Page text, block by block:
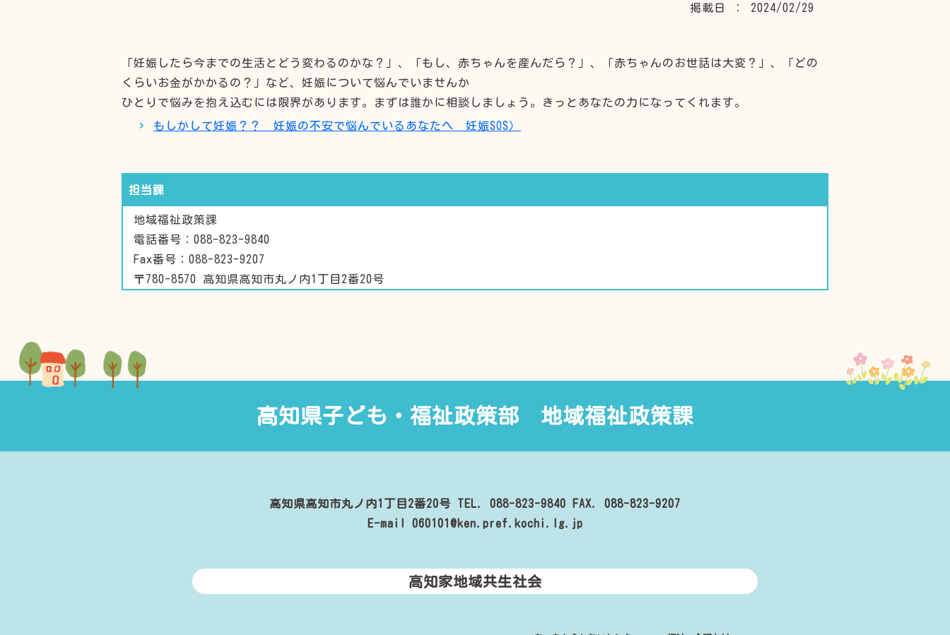
掲載日 ： 2024/02/29
「妊娠したら今までの生活とどう変わるのかな？」、「もし、赤ちゃんを産んだら？」、「赤ちゃんのお世話は大変？」、「どの
くらいお金がかかるの？」など、妊娠について悩んでいませんか
ひとりで悩みを抱え込むには限界があります。まずは誰かに相談しましょう。きっとあなたの力になってくれます。
もしかして妊娠？？ 妊娠の不安で悩んでいるあなたへ 妊娠SOS）
担当課
地域福祉政策課
電話番号：088-823-9840
Fax番号：088-823-9207
〒780-8570 高知県高知市丸ノ内1丁目2番20号
高知県子ども・福祉政策部 地域福祉政策課
高知県高知市丸ノ内1丁目2番20号 TEL. 088-823-9840
FAX. 088-823-9207
E-mail 060101@ken.pref.kochi.lg.jp
高知家地域共生社会